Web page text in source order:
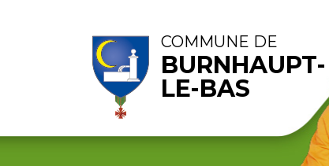
COMMUNE DE
BURNHAUPT-
LE-BAS